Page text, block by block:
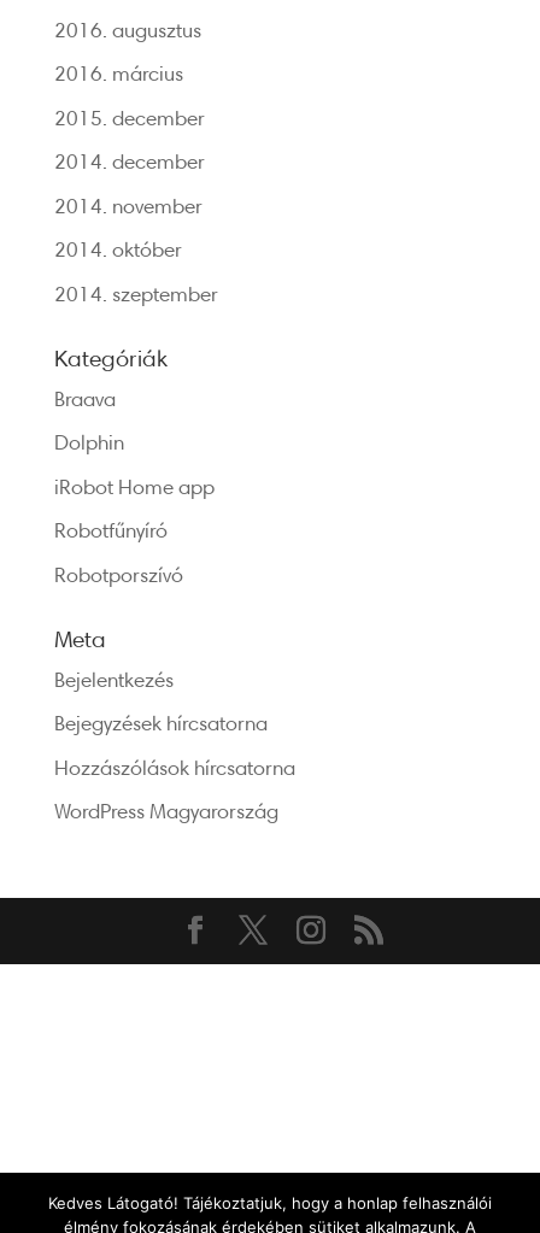
2016. augusztus
2016. március
2015. december
2014. december
2014. november
2014. október
2014. szeptember
Kategóriák
Braava
Dolphin
iRobot Home app
Robotfűnyíró
Robotporszívó
Meta
Bejelentkezés
Bejegyzések hírcsatorna
Hozzászólások hírcsatorna
WordPress Magyarország
Kedves Látogató! Tájékoztatjuk, hogy a honlap felhasználói
élmény fokozásának érdekében sütiket alkalmazunk. A